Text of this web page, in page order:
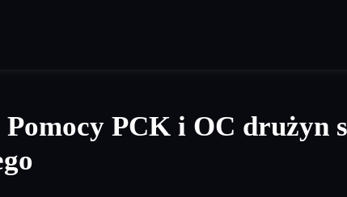
PCK i OC drużyn